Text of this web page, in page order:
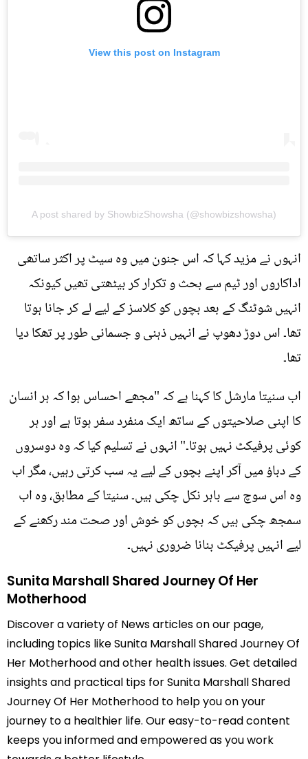
View this post on Instagram
A post shared by ShowbizShowsha (@showbizshowsha)
انہوں نے مزید کہا کہ اس جنون میں وہ سیٹ پر اکثر ساتھی
اداکاروں اور ٹیم سے بحث و تکرار کر بیٹھتی تھیں کیونکہ
انہیں شوٹنگ کے بعد بچوں کو کلاسز کے لیے لے کر جانا ہوتا
تھا۔ اس دوڑ دھوپ نے انہیں ذہنی و جسمانی طور پر تھکا دیا
تھا۔
اب سنیتا مارشل کا کہنا ہے کہ "مجھے احساس ہوا کہ ہر انسان
کا اپنی صلاحیتوں کے ساتھ ایک منفرد سفر ہوتا ہے اور ہر
کوئی پرفیکٹ نہیں ہوتا۔" انہوں نے تسلیم کیا کہ وہ دوسروں
کے دباؤ میں آکر اپنے بچوں کے لیے یہ سب کرتی رہیں، مگر اب
وہ اس سوچ سے باہر نکل چکی ہیں۔ سنیتا کے مطابق، وہ اب
سمجھ چکی ہیں کہ بچوں کو خوش اور صحت مند رکھنے کے
لیے انہیں پرفیکٹ بنانا ضروری نہیں۔
Sunita Marshall Shared Journey Of Her
Motherhood
Discover a variety of News articles on our page,
including topics like Sunita Marshall Shared Journey Of
Her Motherhood and other health issues. Get detailed
insights and practical tips for Sunita Marshall Shared
Journey Of Her Motherhood to help you on your
journey to a healthier life. Our easy-to-read content
keeps you informed and empowered as you work